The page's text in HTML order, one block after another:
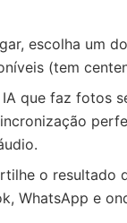
escolha um
(tem
IA que faz fotos
o resultado
WhatsApp e